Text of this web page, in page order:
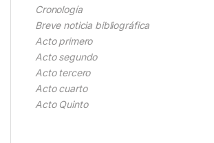
Cronología
Breve noticia bibliográfica
Acto primero
Acto segundo
Acto tercero
Acto cuarto
Acto Quinto